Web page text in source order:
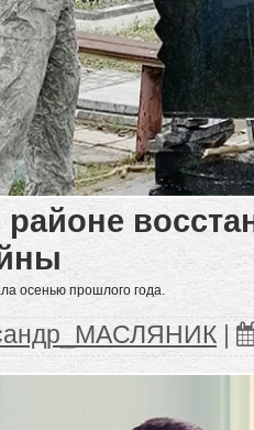
осенью прошлого года.